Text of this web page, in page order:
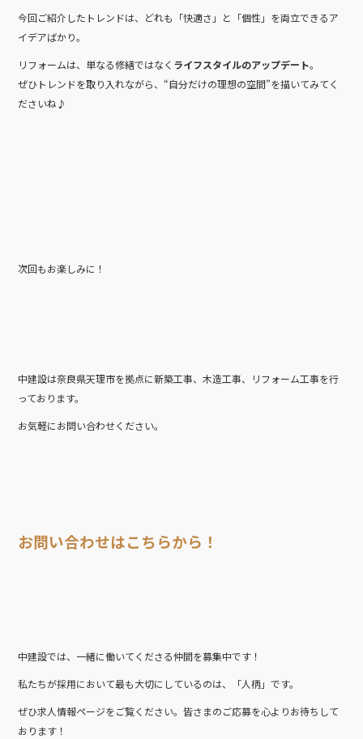
今回ご紹介したトレンドは、どれも「快適さ」と「個性」を両立できるア
イデアばかり。
リフォームは、単なる修繕ではなく ライフスタイルのアップデート。
ぜひトレンドを取り入れながら、“自分だけの理想の空間”を描いてみてく
ださいね♪
次回もお楽しみに！
中建設は奈良県天理市を拠点に新築工事、木造工事、リフォーム工事を行
っております。
お気軽にお問い合わせください。
お問い合わせはこちらから！
中建設では、一緒に働いてくださる仲間を募集中です！
私たちが採用において最も大切にしているのは、「人柄」です。
ぜひ求人情報ページをご覧ください。皆さまのご応募を心よりお待ちして
おります！